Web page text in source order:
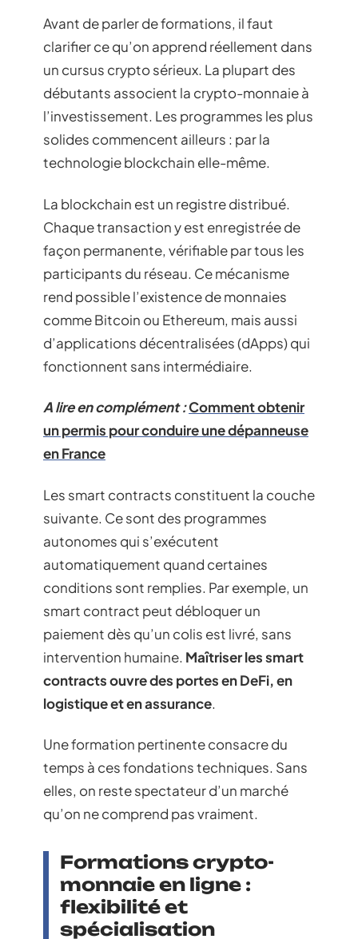
Avant de parler de formations, il faut
clarifier ce qu’on apprend réellement dans
un cursus crypto sérieux. La plupart des
débutants associent la crypto-monnaie à
l’investissement. Les programmes les plus
solides commencent ailleurs : par la
technologie blockchain elle-même.
La blockchain est un registre distribué.
Chaque transaction y est enregistrée de
façon permanente, vérifiable par tous les
participants du réseau. Ce mécanisme
rend possible l’existence de monnaies
comme Bitcoin ou Ethereum, mais aussi
d’applications décentralisées (dApps) qui
fonctionnent sans intermédiaire.
A lire en complément :Comment obtenir
un permis pour conduire une dépanneuse
en France
Les smart contracts constituent la couche
suivante. Ce sont des programmes
autonomes qui s’exécutent
automatiquement quand certaines
conditions sont remplies. Par exemple, un
smart contract peut débloquer un
paiement dès qu’un colis est livré, sans
intervention humaine. Maîtriser les smart
contracts ouvre des portes en DeFi, en
logistique et en assurance.
Une formation pertinente consacre du
temps à ces fondations techniques. Sans
elles, on reste spectateur d’un marché
qu’on ne comprend pas vraiment.
Formations crypto-
monnaie en ligne :
flexibilité et
spécialisation